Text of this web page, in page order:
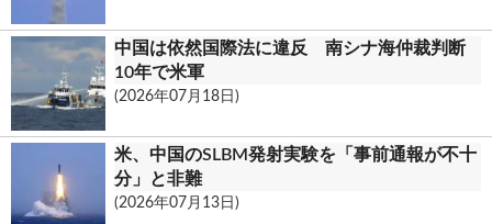
中国は依然国際法に違反 南シナ海仲裁判断
10年で米軍
(2026年07月18日)
米、中国のSLBM発射実験を「事前通報が不十
分」と非難
(2026年07月13日)